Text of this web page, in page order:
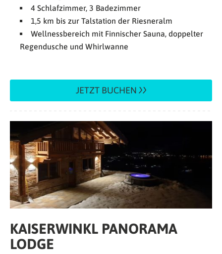
4 Schlafzimmer, 3 Badezimmer
1,5 km bis zur Talstation der Riesneralm
Wellnessbereich mit Finnischer Sauna, doppelter
Regendusche und Whirlwanne
JETZT BUCHEN
KAISERWINKL PANORAMA
LODGE